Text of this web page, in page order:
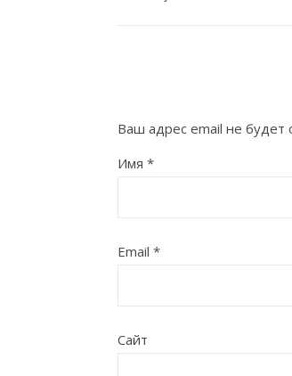
Ваш адрес email не будет
Имя *
Email *
Сайт